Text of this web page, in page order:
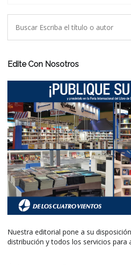
Edite Con Nosotros
Nuestra editorial pone a su
distribución y todos los servicios para